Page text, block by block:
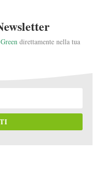
Green direttamente nella tua